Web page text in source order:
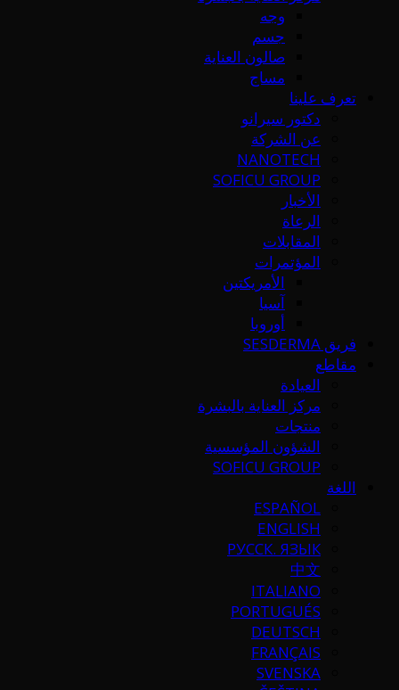
وجه
جسم
صالون العناية
مساج
تعرف علينا
دكتور سيرانو
عن الشركة
NANOTECH
SOFICU GROUP
الأخبار
الرعاة
المقابلات
المؤتمرات
الأمريكتين
آسيا
أوروبا
فريق SESDERMA
مقاطع
العيادة
مركز العناية بالبشرة
منتجات
الشؤون المؤسسية
SOFICU GROUP
اللغة
ESPAÑOL
ENGLISH
РУССК. ЯЗЫК
中文
ITALIANO
PORTUGUÉS
DEUTSCH
FRANÇAIS
SVENSKA